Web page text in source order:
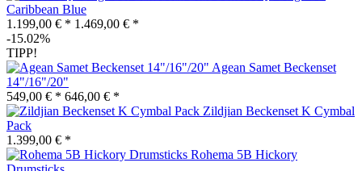
Caribbean Blue
1.199,00 € * 1.469,00 € *
-15.02%
TIPP!
Agean Samet Beckenset
14"/16"/20"
549,00 € * 646,00 € *
Zildjian Beckenset K Cymbal
Pack
1.399,00 € *
Rohema 5B Hickory